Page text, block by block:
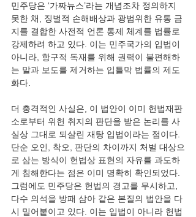
민주당은 ‘가짜뉴스’라는 개념조차 정의하지
못한 채, 징벌적 손해배상과 광범위한 유통 금
지를 결합한 사전적 언론 통제 체계를 법률로
강제하려 하고 있다. 이는 민주국가의 입법이
아니라, 항구적 독재를 위해 권력이 불편해하
는 말과 보도를 제거하는 입틀막 법률의 제도
화다.
더 충격적인 사실은, 이 법안이 이미 헌법재판
소로부터 위헌 취지의 판단을 받은 논리를 사
실상 그대로 되살린 재탕 입법이라는 점이다.
단순 오인, 착오, 판단의 차이까지 처벌 대상으
로 삼는 방식이 헌법상 표현의 자유를 과도하
게 침해한다는 점은 이미 명확히 확인되었다.
그럼에도 민주당은 헌법의 경고를 무시하고,
다수 의석을 방패 삼아 같은 본질의 법안을 다
시 밀어붙이고 있다. 이는 입법이 아니라 헌법